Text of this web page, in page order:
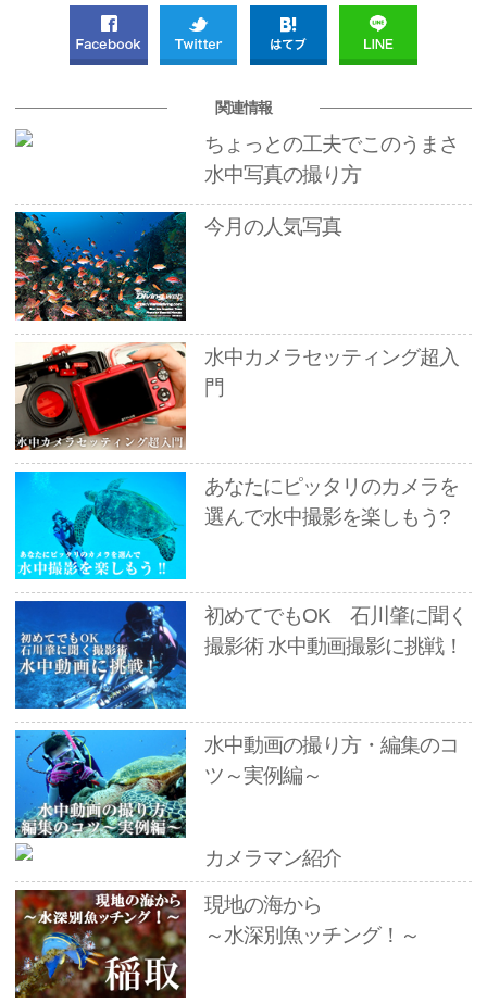
関連情報
ちょっとの工夫でこのうまさ
水中写真の撮り方
今月の人気写真
水中カメラセッティング超入
門
あなたにピッタリのカメラを
選んで水中撮影を楽しもう?
初めてでもOK 石川肇に聞く
撮影術 水中動画撮影に挑戦！
水中動画の撮り方・編集のコ
ツ～実例編～
カメラマン紹介
現地の海から
～水深別魚ッチング！～